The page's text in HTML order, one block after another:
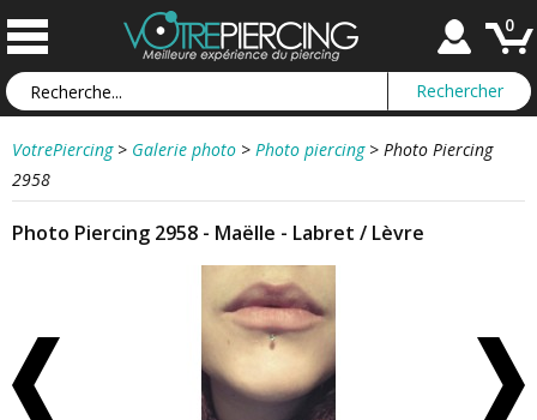
0
VotrePiercing > Galerie photo > Photo piercing > Photo Piercing
2958
Photo Piercing 2958 - Maëlle - Labret / Lèvre